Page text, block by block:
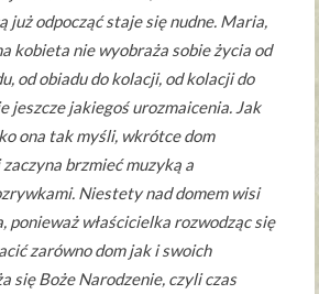
już odpocząć staje się nudne. Maria,
kobieta nie wyobraża sobie życia od
od obiadu do kolacji, od kolacji do
jeszcze jakiegoś urozmaicenia. Jak
ona tak myśli, wkrótce dom
brzmieć muzyką a
Niestety nad domem wisi
ponieważ właścicielka rozwodząc się
zarówno dom jak i swoich
się Boże Narodzenie, czyli czas